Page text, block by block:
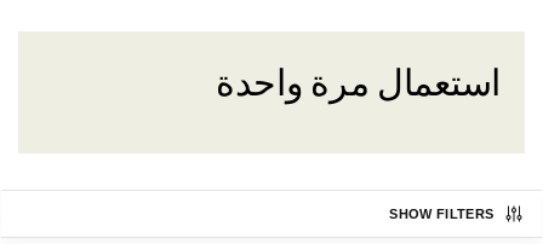
استعمال مرة واحدة
SHOW FILTERS